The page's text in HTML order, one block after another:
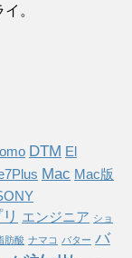
。
DTM El
Mac Mac版
エンジニア ショ
肪酸 ナマコ バター バ